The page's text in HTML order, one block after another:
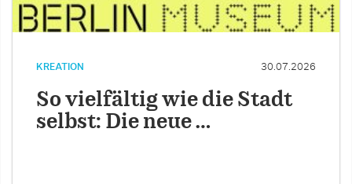
KREATION 30.07.2026
So vielfältig wie die Stadt
selbst: Die neue …